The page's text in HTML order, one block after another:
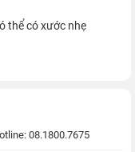
thể có xước nhẹ
08.1800.7675